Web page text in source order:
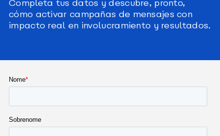
Completa tus datos y descubre, pronto,
cómo activar campañas de mensajes con
impacto real en involucramiento y resultados.